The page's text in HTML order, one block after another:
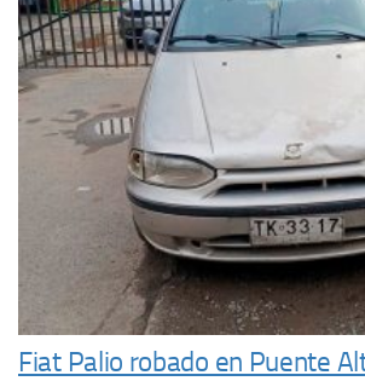
Fiat Palio robado en Puente